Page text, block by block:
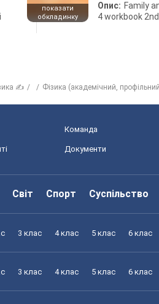
показати
обкладинку
Опис: Family
4 workbook
✍ Фізика (академічний,
Команда
Документи
Світ Спорт Суспільство
3 клас 4 клас 5 клас 6 клас
3 клас 4 клас 5 клас 6 клас